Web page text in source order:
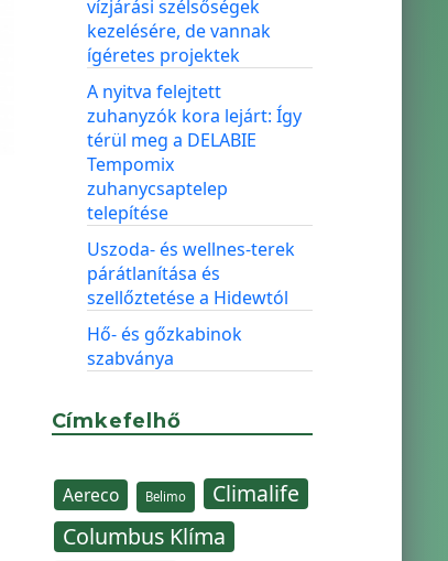
vízjárási szélsőségek
kezelésére, de vannak
ígéretes projektek
A nyitva felejtett
zuhanyzók kora lejárt: Így
térül meg a DELABIE
Tempomix
zuhanycsaptelep
telepítése
Uszoda- és wellnes-terek
párátlanítása és
szellőztetése a Hidewtól
Hő- és gőzkabinok
szabványa
Címkefelhő
Aereco Belimo
Climalife
Columbus Klíma